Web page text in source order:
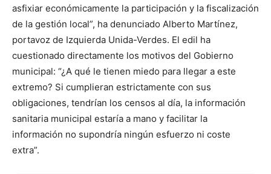
asfixiar económicamente la participación y la fiscalización
de la gestión local”, ha denunciado Alberto Martínez,
portavoz de Izquierda Unida-Verdes. El edil ha
cuestionado directamente los motivos del Gobierno
municipal: “¿A qué le tienen miedo para llegar a este
extremo? Si cumplieran estrictamente con sus
obligaciones, tendrían los censos al día, la información
sanitaria municipal estaría a mano y facilitar la
información no supondría ningún esfuerzo ni coste
extra”.